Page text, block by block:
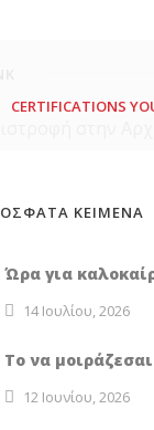
CERTIFICATIONS
ΚΕΙΜΕΝΑ
Ώρα για
14 Ιουλίου, 2026
Το να
12 Ιουνίου, 2026